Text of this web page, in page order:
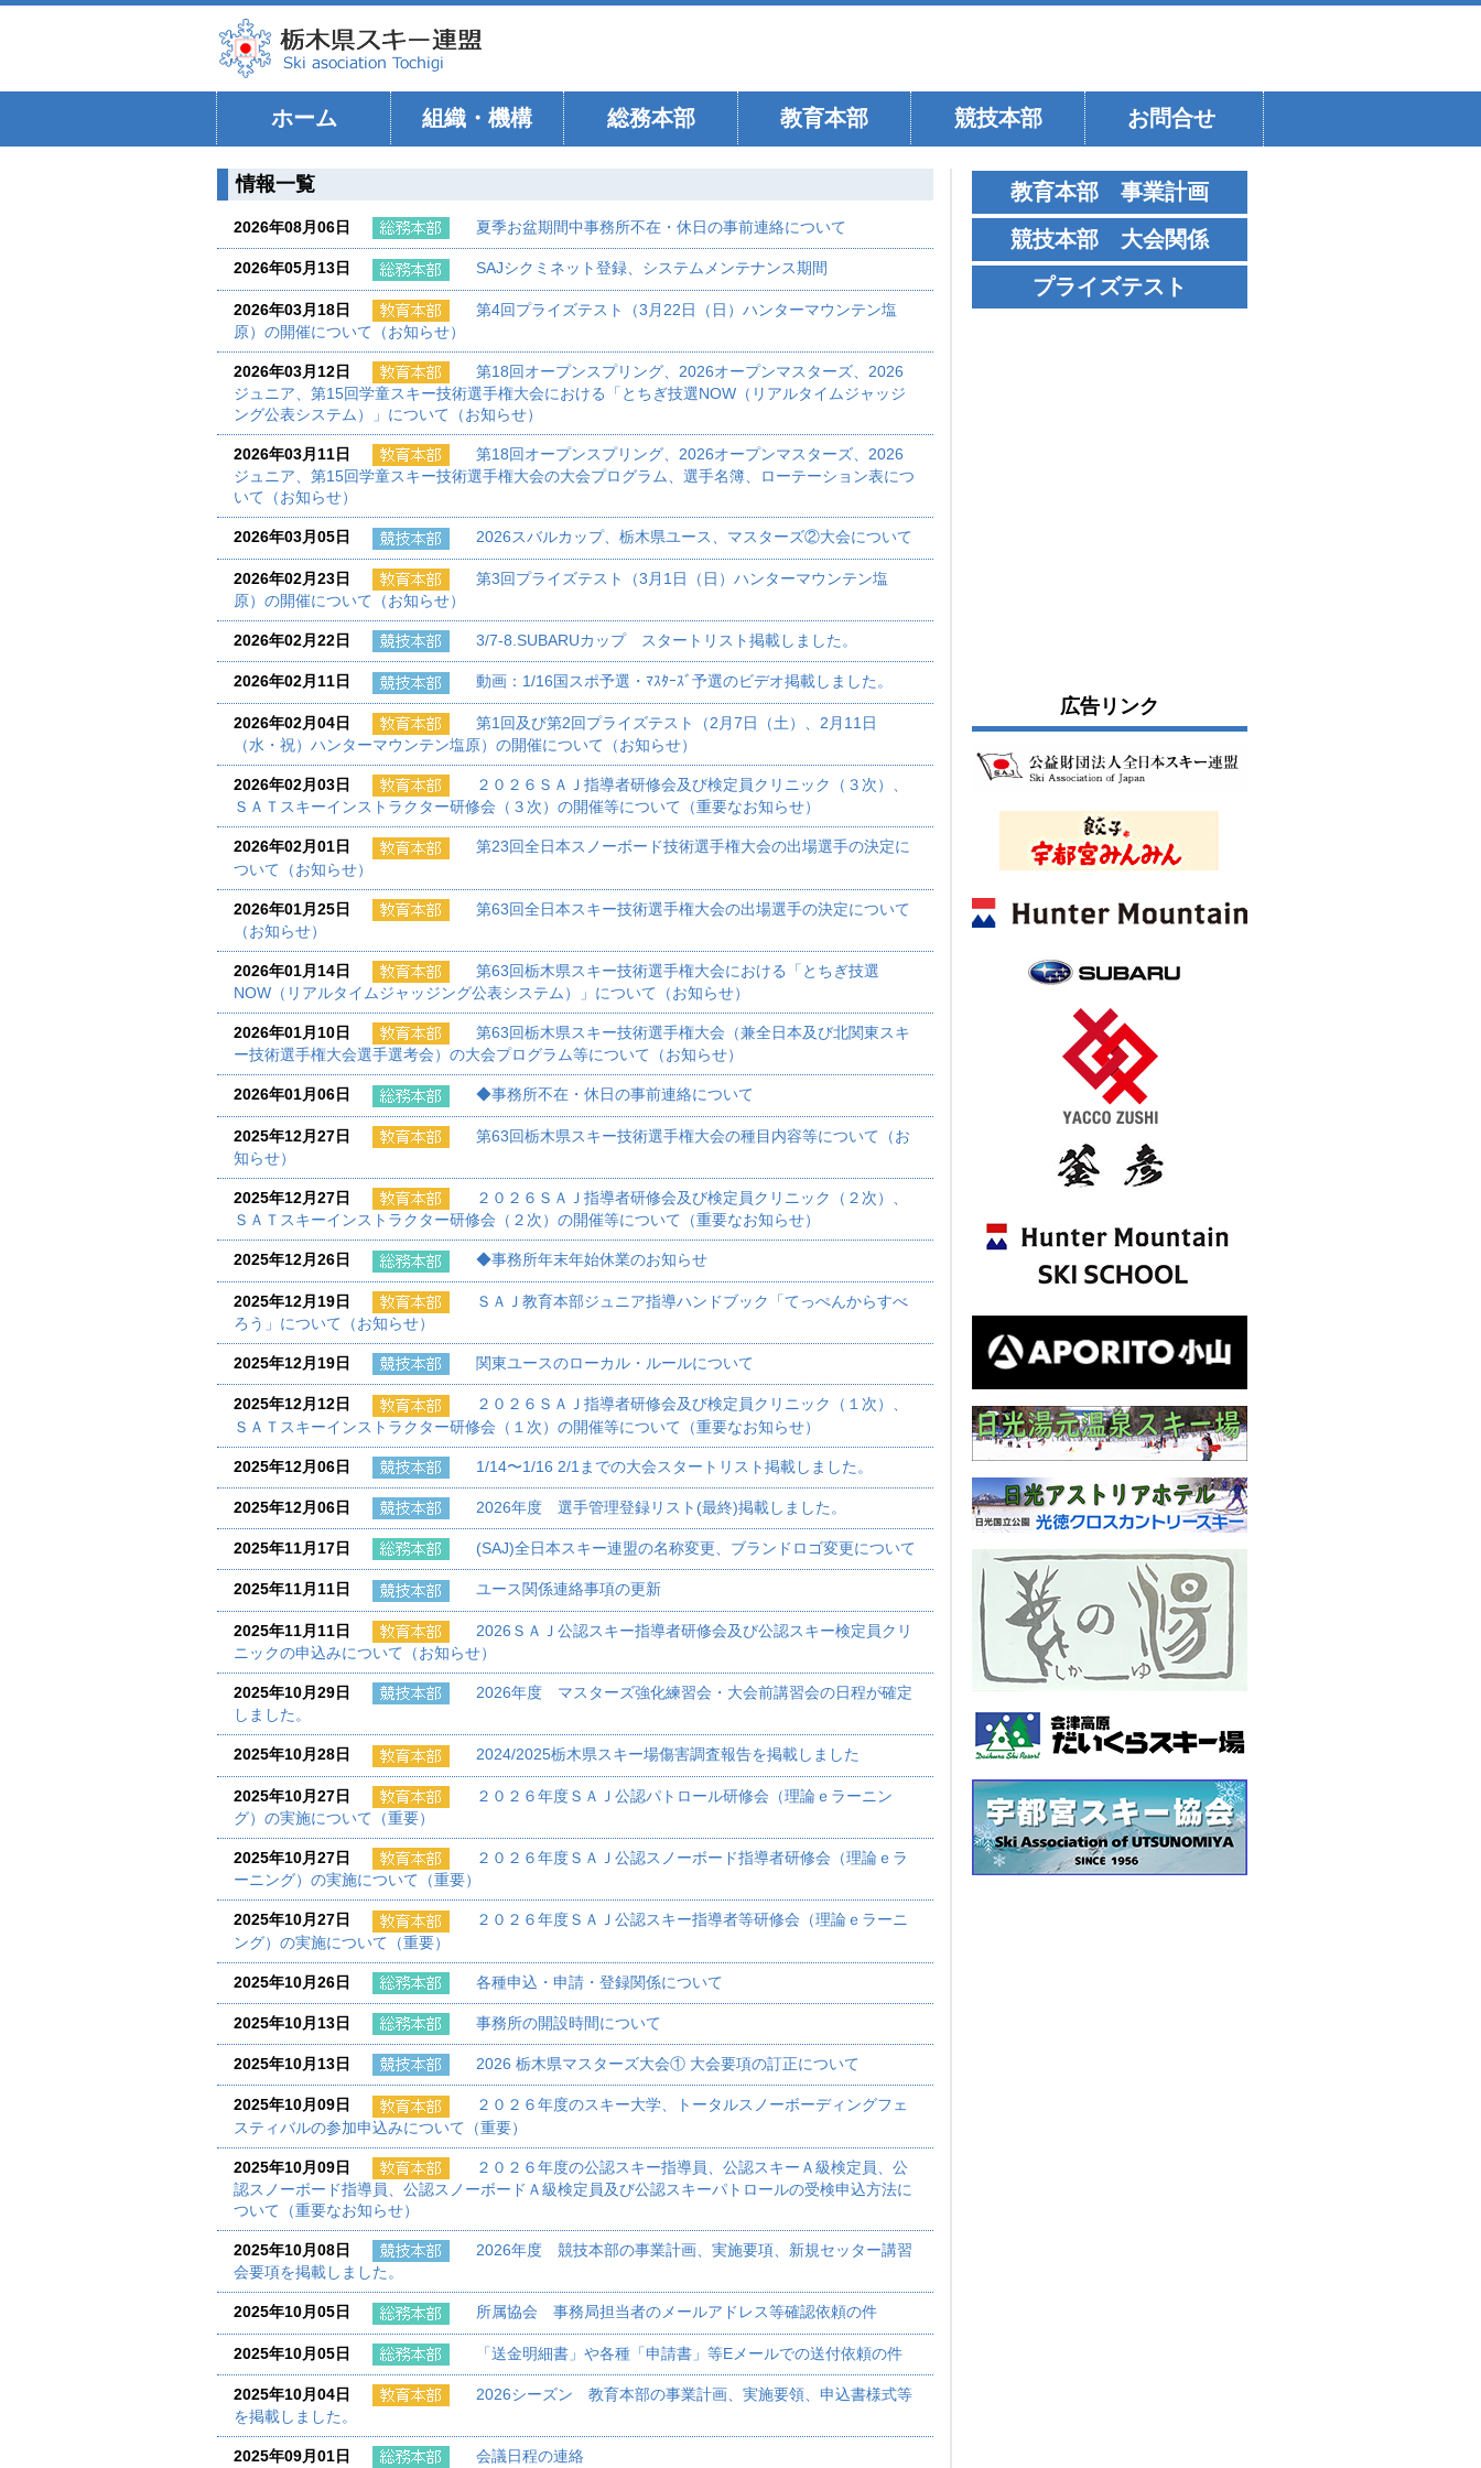
ホーム 組織・機構 総務本部 教育本部 競技本部 お問合せ
情報一覧
2026年08月06日 夏季お盆期間中事務所不在・休日の事前連絡について
2026年05月13日 SAJシクミネット登録、システムメンテナンス期間
2026年03月18日
第4回プライズテスト（3月22日（日）ハンターマウンテン塩
原）の開催について（お知らせ）
2026年03月12日
第18回オープンスプリング、2026オープンマスターズ、2026
ジュニア、第15回学童スキー技術選手権大会における「とちぎ技選NOW（リアルタイムジャッジ
ング公表システム）」について（お知らせ）
2026年03月11日
第18回オープンスプリング、2026オープンマスターズ、2026
ジュニア、第15回学童スキー技術選手権大会の大会プログラム、選手名簿、ローテーション表につ
いて（お知らせ）
2026年03月05日 2026スバルカップ、栃木県ユース、マスターズ②大会について
2026年02月23日
第3回プライズテスト（3月1日（日）ハンターマウンテン塩
原）の開催について（お知らせ）
2026年02月22日 3/7-8.SUBARUカップ スタートリスト掲載しました。
2026年02月11日 動画：1/16国スポ予選・ﾏｽﾀｰｽﾞ予選のビデオ掲載しました。
2026年02月04日
第1回及び第2回プライズテスト（2月7日（土）、2月11日
（水・祝）ハンターマウンテン塩原）の開催について（お知らせ）
2026年02月03日
２０２６ＳＡＪ指導者研修会及び検定員クリニック（３次）、
ＳＡＴスキーインストラクター研修会（３次）の開催等について（重要なお知らせ）
2026年02月01日
第23回全日本スノーボード技術選手権大会の出場選手の決定に
ついて（お知らせ）
2026年01月25日
第63回全日本スキー技術選手権大会の出場選手の決定について
（お知らせ）
2026年01月14日
第63回栃木県スキー技術選手権大会における「とちぎ技選
NOW（リアルタイムジャッジング公表システム）」について（お知らせ）
2026年01月10日
第63回栃木県スキー技術選手権大会（兼全日本及び北関東スキ
ー技術選手権大会選手選考会）の大会プログラム等について（お知らせ）
2026年01月06日 ◆事務所不在・休日の事前連絡について
2025年12月27日
第63回栃木県スキー技術選手権大会の種目内容等について（お
知らせ）
2025年12月27日
２０２６ＳＡＪ指導者研修会及び検定員クリニック（２次）、
ＳＡＴスキーインストラクター研修会（２次）の開催等について（重要なお知らせ）
2025年12月26日 ◆事務所年末年始休業のお知らせ
2025年12月19日
ＳＡＪ教育本部ジュニア指導ハンドブック「てっぺんからすべ
ろう」について（お知らせ）
2025年12月19日 関東ユースのローカル・ルールについて
2025年12月12日
２０２６ＳＡＪ指導者研修会及び検定員クリニック（１次）、
ＳＡＴスキーインストラクター研修会（１次）の開催等について（重要なお知らせ）
2025年12月06日 1/14〜1/16 2/1までの大会スタートリスト掲載しました。
2025年12月06日 2026年度 選手管理登録リスト(最終)掲載しました。
2025年11月17日 (SAJ)全日本スキー連盟の名称変更、ブランドロゴ変更について
2025年11月11日 ユース関係連絡事項の更新
2025年11月11日
2026ＳＡＪ公認スキー指導者研修会及び公認スキー検定員クリ
ニックの申込みについて（お知らせ）
2025年10月29日
2026年度 マスターズ強化練習会・大会前講習会の日程が確定
しました。
2025年10月28日 2024/2025栃木県スキー場傷害調査報告を掲載しました
2025年10月27日
２０２６年度ＳＡＪ公認パトロール研修会（理論ｅラーニン
グ）の実施について（重要）
2025年10月27日
２０２６年度ＳＡＪ公認スノーボード指導者研修会（理論ｅラ
ーニング）の実施について（重要）
2025年10月27日
２０２６年度ＳＡＪ公認スキー指導者等研修会（理論ｅラーニ
ング）の実施について（重要）
2025年10月26日 各種申込・申請・登録関係について
2025年10月13日 事務所の開設時間について
2025年10月13日 2026 栃木県マスターズ大会① 大会要項の訂正について
2025年10月09日
２０２６年度のスキー大学、トータルスノーボーディングフェ
スティバルの参加申込みについて（重要）
2025年10月09日
２０２６年度の公認スキー指導員、公認スキーＡ級検定員、公
認スノーボード指導員、公認スノーボードＡ級検定員及び公認スキーパトロールの受検申込方法に
ついて（重要なお知らせ）
2025年10月08日
2026年度 競技本部の事業計画、実施要項、新規セッター講習
会要項を掲載しました。
2025年10月05日 所属協会 事務局担当者のメールアドレス等確認依頼の件
2025年10月05日 「送金明細書」や各種「申請書」等Eメールでの送付依頼の件
2025年10月04日
2026シーズン 教育本部の事業計画、実施要領、申込書様式等
を掲載しました。
2025年09月01日 会議日程の連絡
教育本部 事業計画
競技本部 大会関係
プライズテスト
広告リンク